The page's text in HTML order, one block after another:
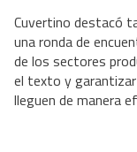
Cuvertino destacó
una ronda de
de los sectores
el texto y
lleguen de manera